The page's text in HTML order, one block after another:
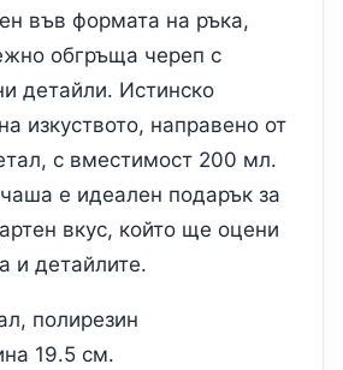
във формата на ръка,
обгръща череп с
детайли. Истинско
изкуството, направено от
с вместимост 200 мл.
е идеален подарък за
вкус, който ще оцени
и детайлите.
полирезин
19.5 см.